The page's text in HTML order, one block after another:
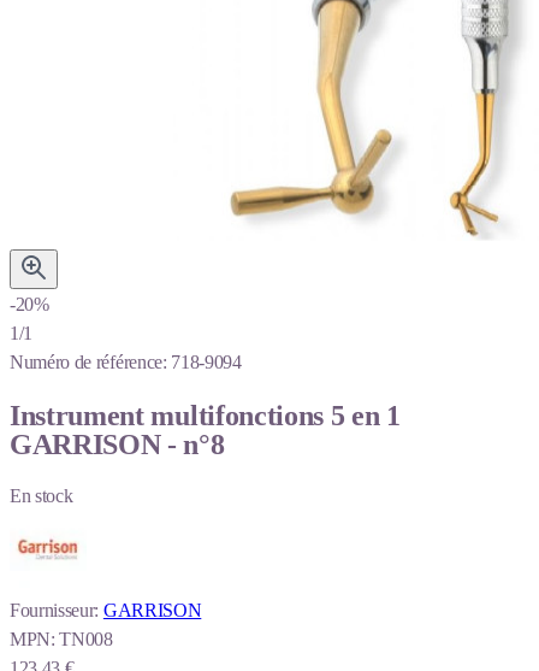
-20%
1/1
Numéro de référence: 718-9094
Instrument multifonctions 5 en 1
GARRISON - n°8
En stock
Fournisseur: GARRISON
MPN: TN008